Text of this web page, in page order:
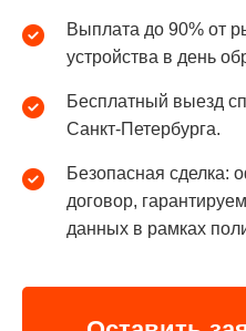
Выплата до 90% от
устройства в день
Бесплатный выезд
Санкт-Петербурга.
Безопасная
договор,
данных в рамках